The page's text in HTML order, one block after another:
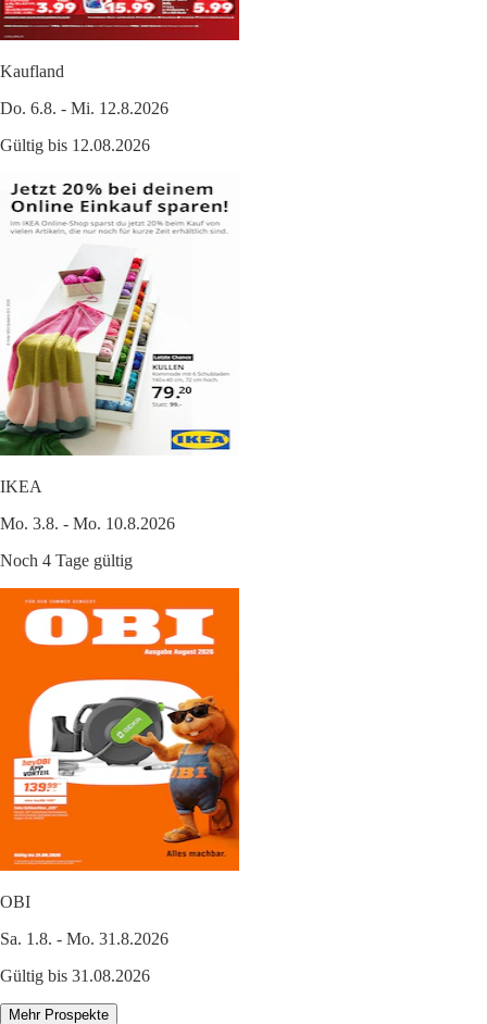
Kaufland
Do. 6.8. - Mi. 12.8.2026
Gültig bis 12.08.2026
IKEA
Mo. 3.8. - Mo. 10.8.2026
Noch 4 Tage gültig
OBI
Sa. 1.8. - Mo. 31.8.2026
Gültig bis 31.08.2026
Mehr Prospekte